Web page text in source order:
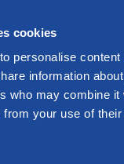
cookies
personalise
information
who may combine it
from your use of